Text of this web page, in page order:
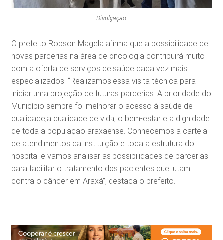
Divulgação
O prefeito Robson Magela afirma que a possibilidade de
novas parcerias na área de oncologia contribuirá muito
com a oferta de serviços de saúde cada vez mais
especializados. “Realizamos essa visita técnica para
iniciar uma projeção de futuras parcerias. A prioridade do
Município sempre foi melhorar o acesso à saúde de
qualidade,a qualidade de vida, o bem-estar e a dignidade
de toda a população araxaense. Conhecemos a cartela
de atendimentos da instituição e toda a estrutura do
hospital e vamos analisar as possibilidades de parcerias
para facilitar o tratamento dos pacientes que lutam
contra o câncer em Araxá”, destaca o prefeito.